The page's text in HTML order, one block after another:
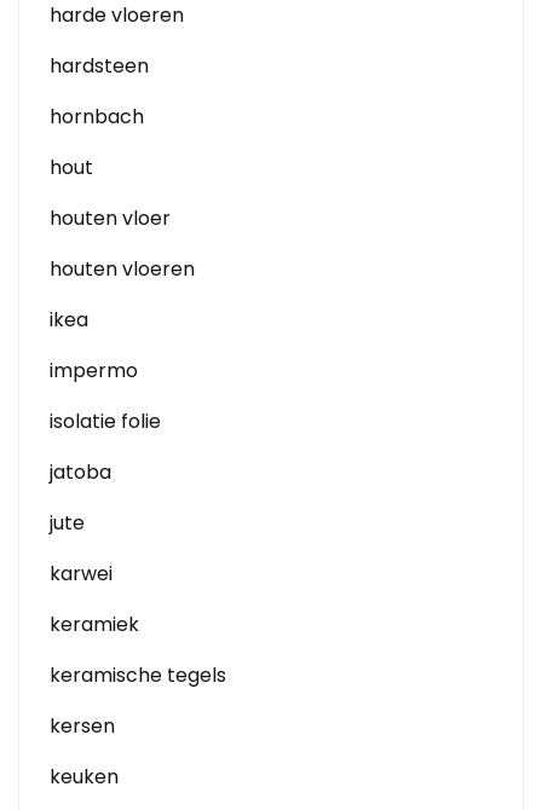
harde vloeren
hardsteen
hornbach
hout
houten vloer
houten vloeren
ikea
impermo
isolatie folie
jatoba
jute
karwei
keramiek
keramische tegels
kersen
keuken